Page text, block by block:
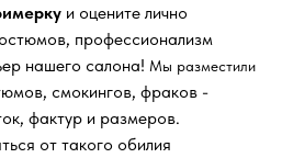
и оцените лично
профессионализм
нашего салона! Мы разместили
смокингов, фраков -
фактур и размеров.
от такого обилия